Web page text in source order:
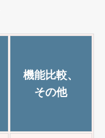
機能比較、
その他